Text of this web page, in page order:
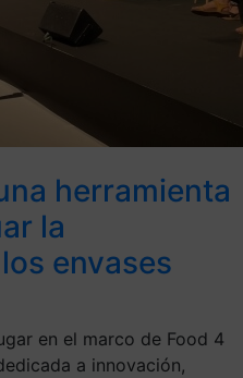
herramienta
la
envases
en el marco de Food 4
a innovación,